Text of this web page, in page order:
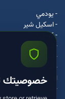
- يودمي
- اسکیل شیر
- كرس ايرا
- لیندا
- اسكيل سفت
- اوداسيتي
ادكس
- مستر كلس
خصوصيتك